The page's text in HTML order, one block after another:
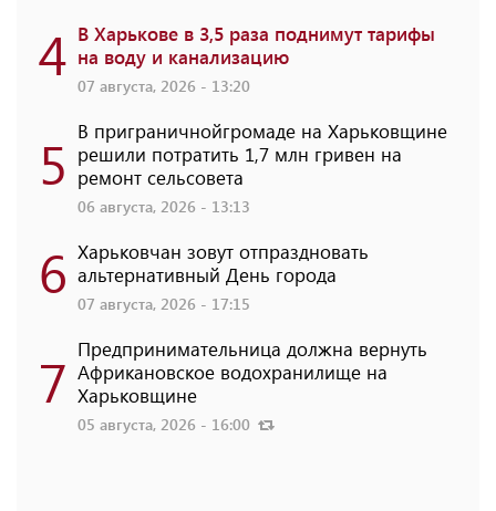
4 В Харькове в 3,5 раза поднимут тарифы
на воду и канализацию
07 августа, 2026 - 13:20
5 В приграничнойгромаде на Харьковщине
решили потратить 1,7 млн ​​гривен на
ремонт сельсовета
06 августа, 2026 - 13:13
6 Харьковчан зовут отпраздновать
альтернативный День города
07 августа, 2026 - 17:15
7 Предпринимательница должна вернуть
Африкановское водохранилище на
Харьковщине
05 августа, 2026 - 16:00